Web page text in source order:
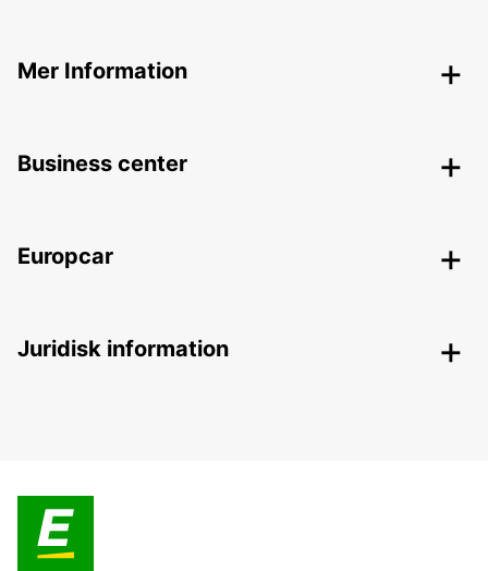
Mer Information
Business center
Europcar
Juridisk information